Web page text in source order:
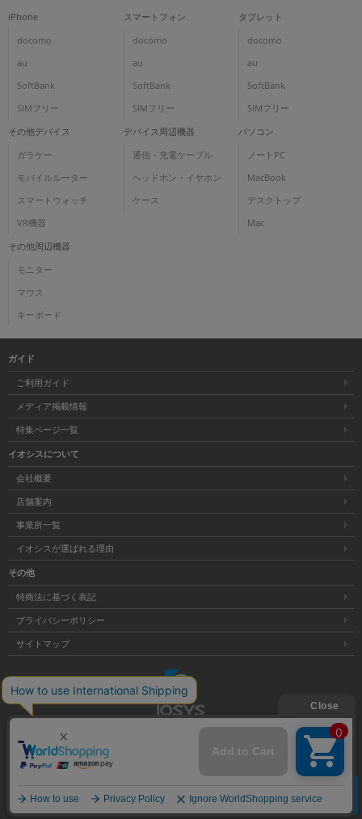
iPhone
docomo
au
SoftBank
SIMフリー
スマートフォン
docomo
au
SoftBank
SIMフリー
タブレット
docomo
au
SoftBank
SIMフリー
その他デバイス
ガラケー
モバイルルーター
スマートウォッチ
VR機器
デバイス周辺機器
通信・充電ケーブル
ヘッドホン・イヤホン
ケース
パソコン
ノートPC
MacBook
デスクトップ
Mac
その他周辺機器
モニター
マウス
キーボード
ガイド
ご利用ガイド
メディア掲載情報
特集ページ一覧
イオシスについて
会社概要
店舗案内
事業所一覧
イオシスが選ばれる理由
その他
特商法に基づく表記
プライバシーポリシー
サイトマップ
大阪府公安委員会発行 古物商許可証 第621121002176号
Copyright © 株式会社イオシス All Rights Reserved. クリア
商品を探す